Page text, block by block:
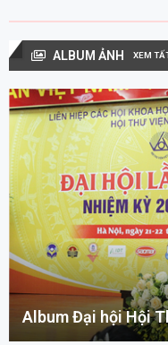
ALBUM ẢNH XEM
Album Đại hội Hội